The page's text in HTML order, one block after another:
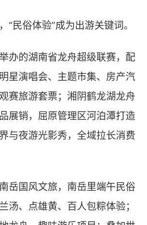
俗体验”成为出游关键词。
的湖南省龙舟超级联赛，配
星演唱会、主题市集、房产汽
赛旅游套票；湘阴鹤龙湖龙舟
展销，屈原管理区河泊潭打造
与夜游光影秀，全域拉长消费
国风文旅，南岳里端午民俗
汤、点雄黄、百人包粽体验；